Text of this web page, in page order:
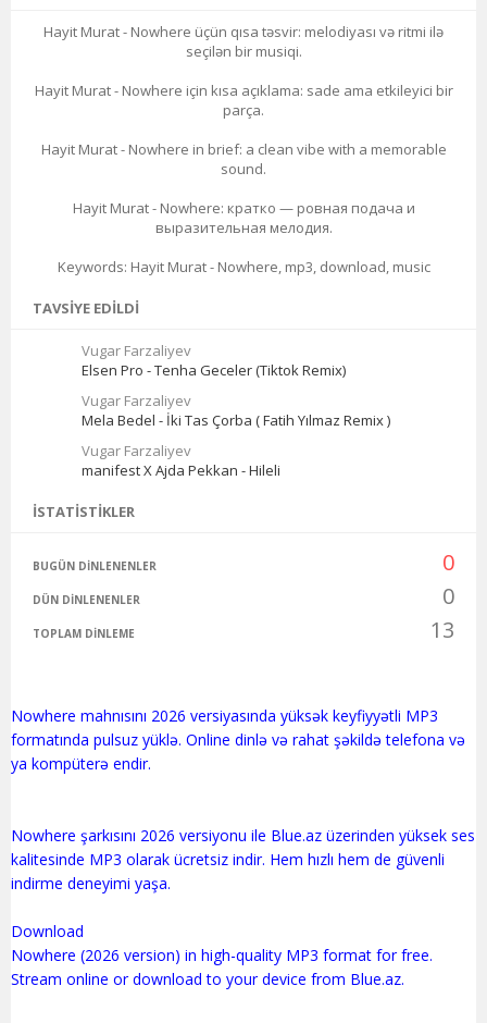
Hayit Murat - Nowhere üçün qısa təsvir: melodiyası və ritmi ilə
seçilən bir musiqi.
Hayit Murat - Nowhere için kısa açıklama: sade ama etkileyici bir
parça.
Hayit Murat - Nowhere in brief: a clean vibe with a memorable
sound.
Hayit Murat - Nowhere: кратко — ровная подача и
выразительная мелодия.
Keywords: Hayit Murat - Nowhere, mp3, download, music
TAVSIYE EDILDI
Vugar Farzaliyev
Elsen Pro - Tenha Geceler (Tiktok Remix)
Vugar Farzaliyev
Mela Bedel - İki Tas Çorba ( Fatih Yılmaz Remix )
Vugar Farzaliyev
manifest X Ajda Pekkan - Hileli
İSTATISTIKLER
BUGÜN DINLENENLER 0
DÜN DINLENENLER 0
TOPLAM DINLEME 13
Nowhere mahnısını 2026 versiyasında yüksək keyfiyyətli MP3
formatında pulsuz yüklə. Online dinlə və rahat şəkildə telefona və
ya kompüterə endir.
Nowhere şarkısını 2026 versiyonu ile Blue.az üzerinden yüksek ses
kalitesinde MP3 olarak ücretsiz indir. Hem hızlı hem de güvenli
indirme deneyimi yaşa.
Download
Nowhere (2026 version) in high-quality MP3 format for free.
Stream online or download to your device from Blue.az.